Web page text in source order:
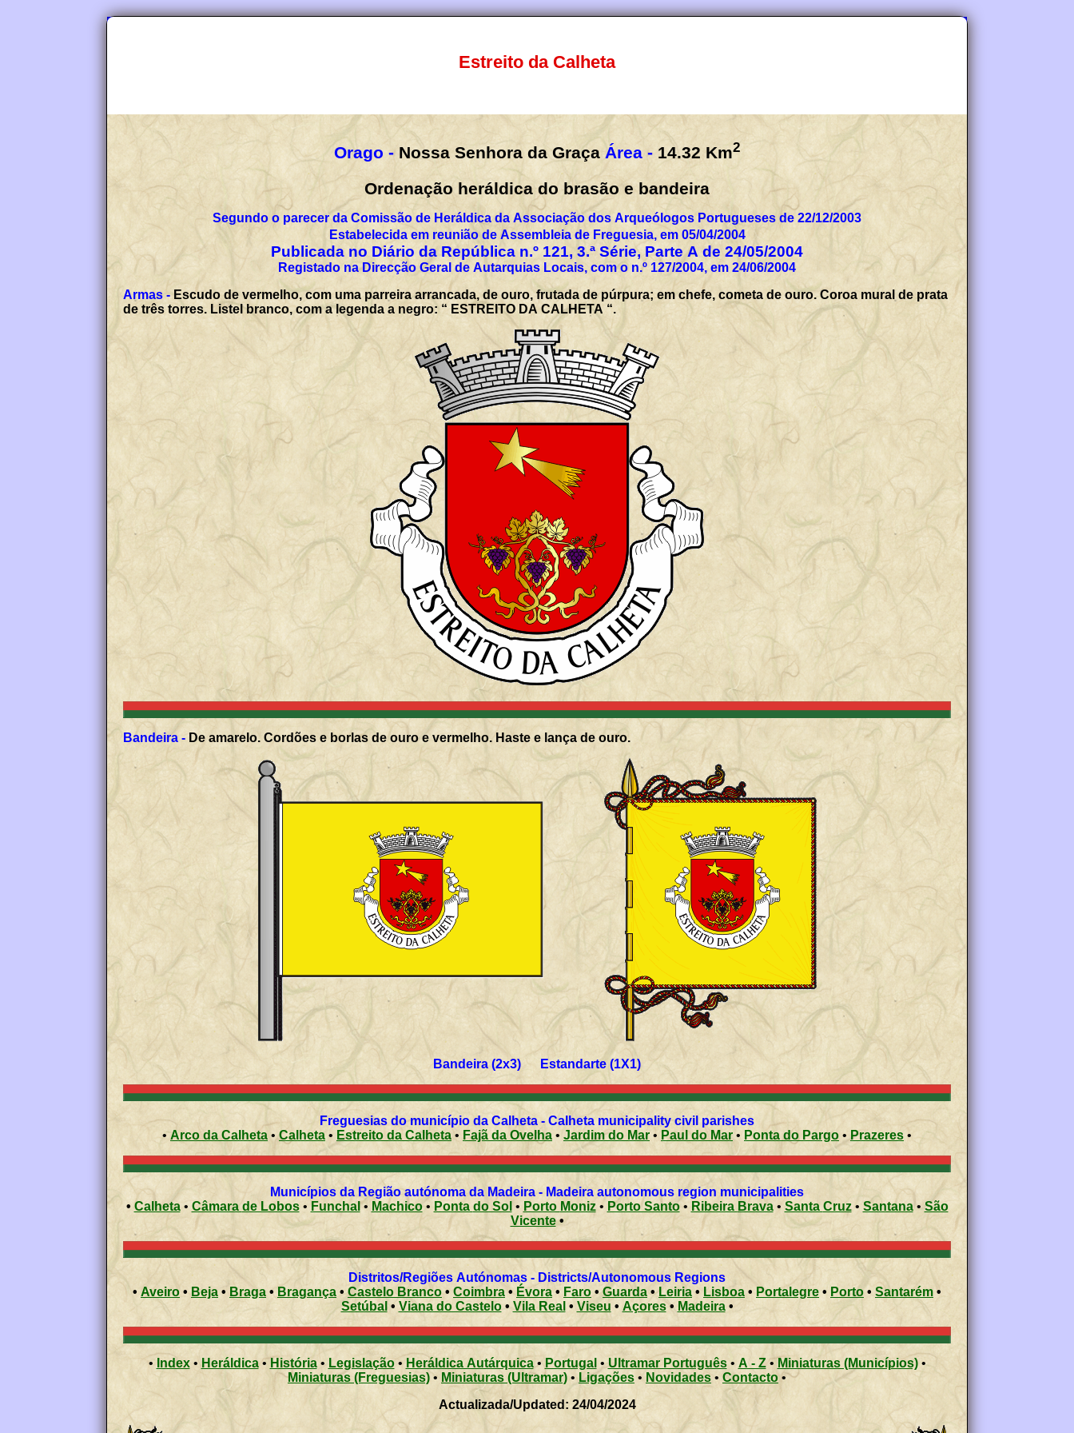
Estreito da Calheta
Orago - Nossa Senhora da Graça Área - 14.32 Km2
Ordenação heráldica do brasão e bandeira
Segundo o parecer da Comissão de Heráldica da Associação dos Arqueólogos Portugueses de 22/12/2003
Estabelecida em reunião de Assembleia de Freguesia, em 05/04/2004
Publicada no Diário da República n.º 121, 3.ª Série, Parte A de 24/05/2004
Registado na Direcção Geral de Autarquias Locais, com o n.º 127/2004, em 24/06/2004
Armas - Escudo de vermelho, com uma parreira arrancada, de ouro, frutada de púrpura; em chefe, cometa de ouro. Coroa mural de prata
de três torres. Listel branco, com a legenda a negro: “ ESTREITO DA CALHETA “.
Bandeira - De amarelo. Cordões e borlas de ouro e vermelho. Haste e lança de ouro.
Bandeira (2x3) Estandarte (1X1)
Freguesias do município da Calheta - Calheta municipality civil parishes
•Arco da Calheta •Calheta • Estreito da Calheta• Fajã da Ovelha • Jardim do Mar • Paul do Mar • Ponta do Pargo • Prazeres •
Municípios da Região autónoma da Madeira - Madeira autonomous region municipalities
• Calheta• Câmara de Lobos• Funchal • Machico• Ponta do Sol • Porto Moniz• Porto Santo• Ribeira Brava• Santa Cruz• Santana• São
Vicente •
Distritos/Regiões Autónomas - Districts/Autonomous Regions
• Aveiro • Beja • Braga •Bragança •Castelo Branco • Coimbra• Évora• Faro •Guarda•Leiria • Lisboa • Portalegre • Porto • Santarém •
Setúbal • Viana do Castelo• Vila Real • Viseu • Açores • Madeira •
• Index•Heráldica•História • Legislação • Heráldica Autárquica• Portugal •Ultramar Português• A - Z•Miniaturas (Municípios)•
Miniaturas (Freguesias)• Miniaturas (Ultramar) • Ligações • Novidades • Contacto•
Actualizada/Updated: 24/04/2024